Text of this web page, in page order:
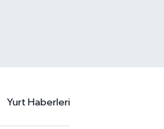
Yurt Haberleri